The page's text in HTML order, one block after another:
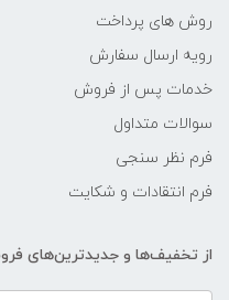
روش های پرداخت
رویه ارسال سفارش
خدمات پس از فروش
سوالات متداول
فرم نظر سنجی
فرم انتقادات و شکایت
از تخفیف‌ها و جدیدترین‌های